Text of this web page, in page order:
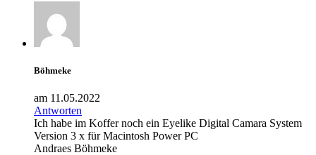
Böhmeke
am 11.05.2022
Antworten
Ich habe im Koffer noch ein Eyelike Digital Camara System
Version 3 x für Macintosh Power PC
Andraes Böhmeke